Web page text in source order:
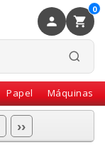
0
Papel Máquinas
››